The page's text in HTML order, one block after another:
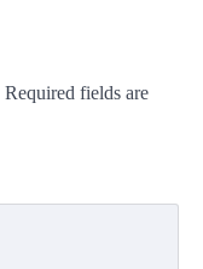
Required fields are